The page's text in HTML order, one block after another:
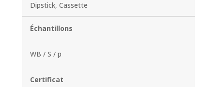
Dipstick, Cassette
Échantillons
WB / S / p
Certificat